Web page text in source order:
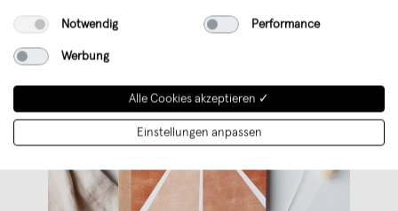
Notwendig Performance
Werbung
Alle Cookies akzeptieren ✓
Einstellungen anpassen